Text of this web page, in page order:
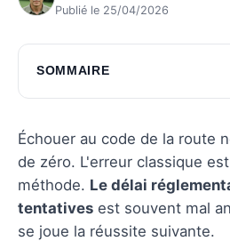
Publié le 25/04/2026
SOMMAIRE
Les subtilités des
La sélection optimale du
Questions fréquentes
Échouer au code de la route
de zéro. L'erreur classique
méthode. Le délai
tentatives est souvent mal
se joue la réussite suivante.